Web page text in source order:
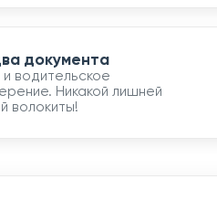
документа
водительское
Никакой лишней
волокиты!